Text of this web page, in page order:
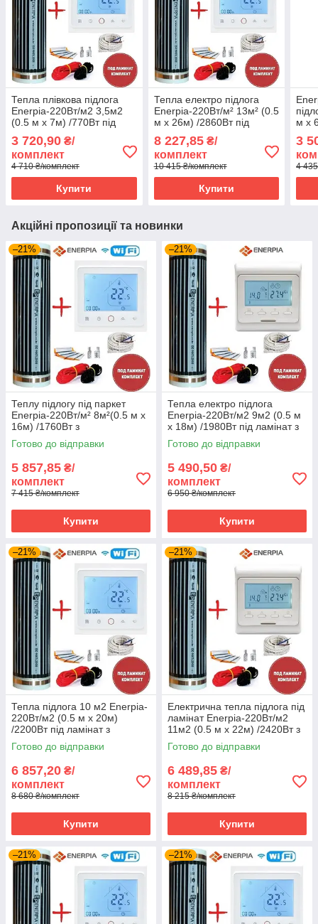
Тепла плівкова підлога
Enerpia-220Вт/м2 3,5м2
(0.5 м х 7м) /770Вт під
терморегулятором TWE02
Wi-Fi
3 720,90 ₴/
комплект
4 710 ₴/комплект
Купити
Тепла електро підлога
Enerpia-220Вт/м² 13м² (0.5
м х 26м) /2860Вт під
терморегулятором TWE02
Wi-Fi
8 227,85₴/
комплект
10 415 ₴/комплект
Купити
м х
3
4
Акційні пропозиції та новинки
–21%
Теплу підлогу під паркет
Enerpia-220Вт/м² 8м²(0.5 м х
16м) /1760Вт з
терморегулятором TWE02
Wi-Fi
Готово до відправки
5 857,85 ₴/
комплект
7 415 ₴/комплект
Купити
–21%
Тепла електро підлога
Enerpia-220Вт/м2 9м2 (0.5 м
х 18м) /1980Вт під ламінат з
терморегулятором E 51
Готово до відправки
5 490,50 ₴/
комплект
6 950 ₴/комплект
Купити
–21%
Тепла підлога 10 м2 Enerpia-
220Вт/м2 (0.5 м х 20м)
/2200Вт під ламінат з
терморегулятором TWE02
Wi-Fi
Готово до відправки
6 857,20 ₴/
комплект
8 680 ₴/комплект
Купити
–21%
Електрична тепла підлога під
ламінат Enerpia-220Вт/м2
11м2 (0.5 м х 22м) /2420Вт з
терморегулятором E 51
Готово до відправки
6 489,85 ₴/
комплект
8 215 ₴/комплект
Купити
–21% –21%